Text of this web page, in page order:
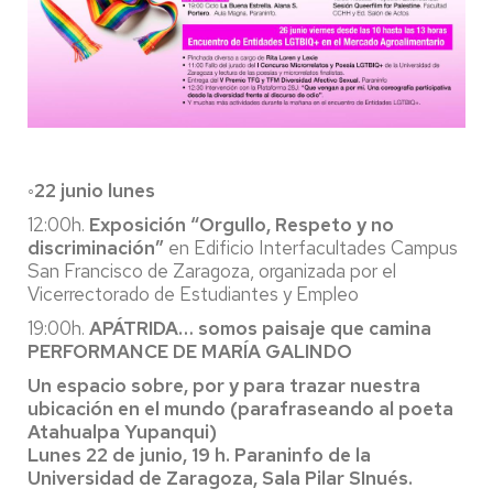
◦22 junio lunes
12:00h. Exposición “Orgullo, Respeto y no
discriminación” en Edificio Interfacultades Campus
San Francisco de Zaragoza, organizada por el
Vicerrectorado de Estudiantes y Empleo
19:00h. APÁTRIDA… somos paisaje que camina
PERFORMANCE DE MARÍA GALINDO
Un espacio sobre, por y para trazar nuestra
ubicación en el mundo (parafraseando al poeta
Atahualpa Yupanqui)
Lunes 22 de junio, 19 h. Paraninfo de la
Universidad de Zaragoza, Sala Pilar SInués.